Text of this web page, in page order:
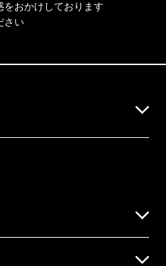
をおかけしております
さい